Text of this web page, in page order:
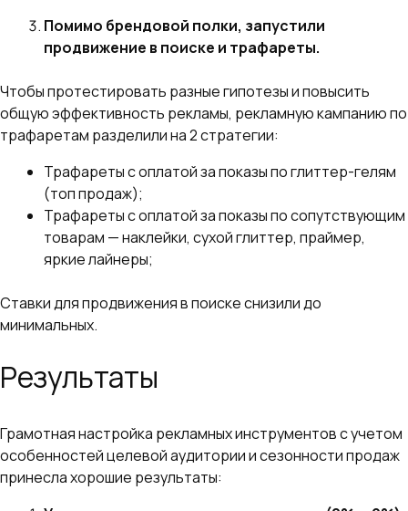
Помимо брендовой полки, запустили
продвижение в поиске и трафареты.
Чтобы протестировать разные гипотезы и повысить
общую эффективность рекламы, рекламную кампанию по
трафаретам разделили на 2 стратегии:
Трафареты с оплатой за показы по глиттер-гелям
(топ продаж);
Трафареты с оплатой за показы по сопутствующим
товарам — наклейки, сухой глиттер, праймер,
яркие лайнеры;
Ставки для продвижения в поиске снизили до
минимальных.
Результаты
Грамотная настройка рекламных инструментов с учетом
особенностей целевой аудитории и сезонности продаж
принесла хорошие результаты: